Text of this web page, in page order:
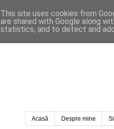
Acasă Despre mine
This site uses cookies from
are shared with Google along
statistics, and to detect and